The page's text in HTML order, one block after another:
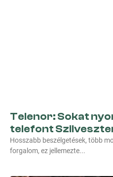
Telenor: Sokat
telefont
Hosszabb beszélgetések, több
forgalom, ez jellemezte